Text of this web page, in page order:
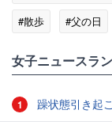
#散歩
#父の日
女子ニュースラ
1 躁状態引き起